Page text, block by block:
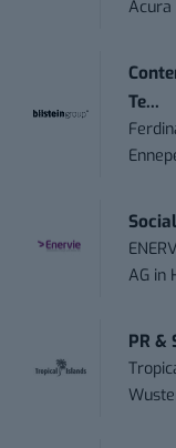
Acura
Te...
AG in
PR &